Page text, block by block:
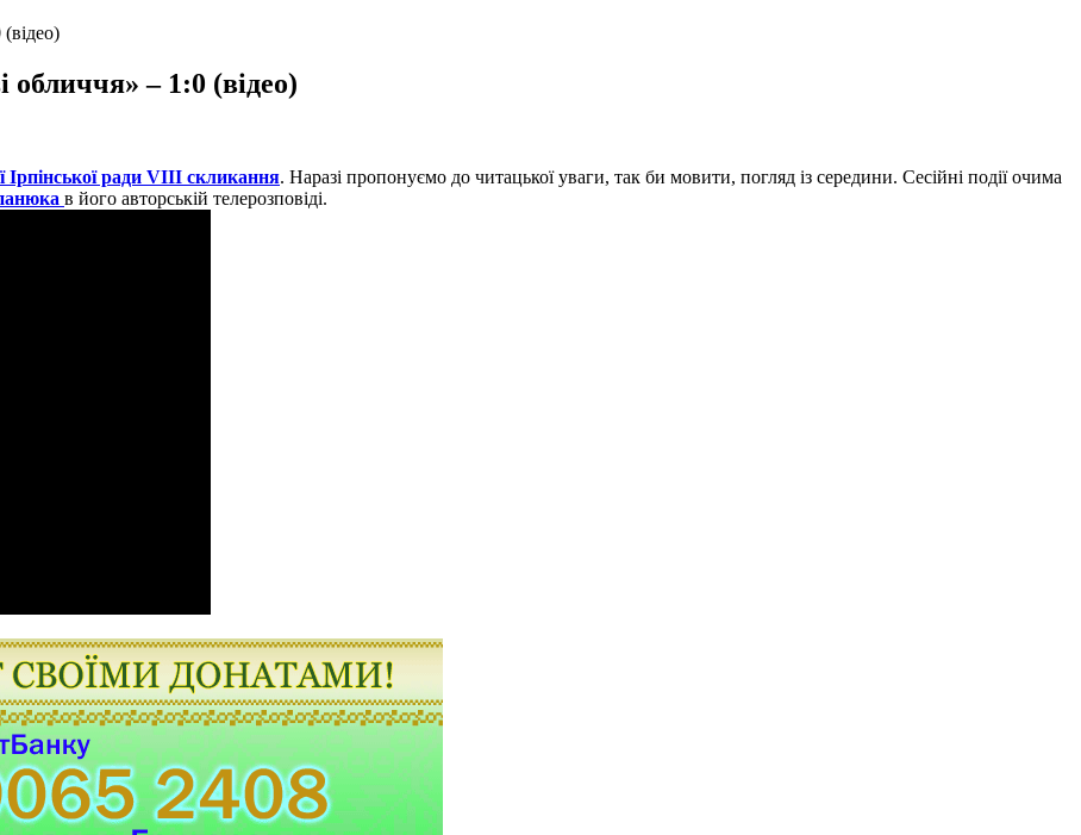
– 1:0 (відео)
Ірпінської ради VIII скликання. Наразі пропонуємо до читацької уваги, так би мовити, погляд із середини. Сесійні події очима
в його авторській телерозповіді.